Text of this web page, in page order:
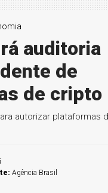
auditoria
de
de cripto
autorizar plataformas
Agência Brasil